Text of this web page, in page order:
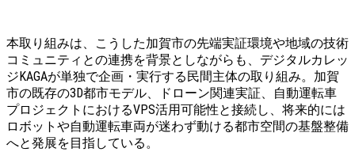
本取り組みは、こうした加賀市の先端実証環境や地域の技術
コミュニティとの連携を背景としながらも、デジタルカレッ
ジKAGAが単独で企画・実行する民間主体の取り組み。加賀
市の既存の3D都市モデル、ドローン関連実証、自動運転車
プロジェクトにおけるVPS活用可能性と接続し、将来的には
ロボットや自動運転車両が迷わず動ける都市空間の基盤整備
へと発展を目指している。